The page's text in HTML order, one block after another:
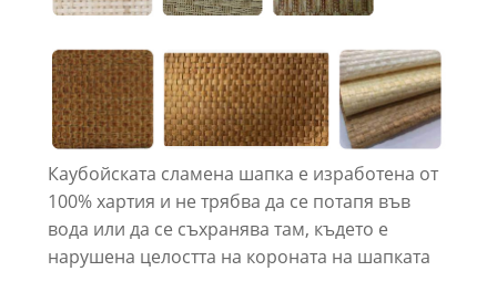
Каубойската сламена шапка е изработена от
100% хартия и не трябва да се потапя във
вода или да се съхранява там, където е
нарушена целостта на короната на шапката